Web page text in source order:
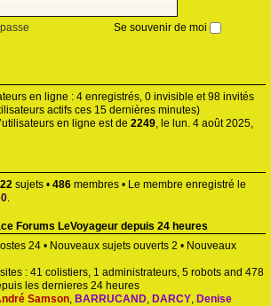
Se souvenir de moi
en ligne : 4 enregistrés, 0 invisible et 98 invités
actifs ces 15 dernières minutes)
en ligne est de 2249, le lun. 4 août 2025,
sujets • 486 membres • Le membre enregistré le
.
Forums LeVoyageur depuis 24 heures
24 • Nouveaux sujets ouverts 2 • Nouveaux
: 41 colistiers, 1 administrateurs, 5 robots and 478
les dernieres 24 heures
Samson, BARRUCAND, DARCY, Denise